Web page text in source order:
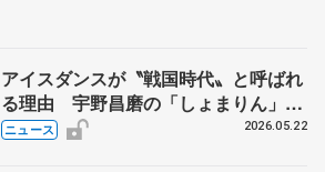
アイスダンスが〝戦国時代〟と呼ばれ
る理由 宇野昌磨の「しょまりん」ら
実力者が相次いで参戦 国内の競争激
ニュース 2026.05.22